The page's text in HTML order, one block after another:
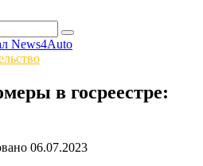
в госреестре:
06.07.2023